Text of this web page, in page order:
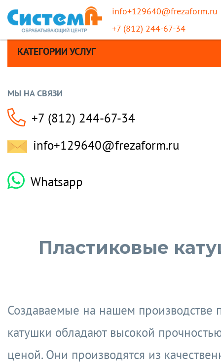
info+129640@frezaform.ru
+7 (812) 244-67-34
КАТЕГОРИИ УСЛУГ
МЫ НА СВЯЗИ
+7 (812) 244-67-34
info+129640@frezaform.ru
Whatsapp
Пластиковые
Создаваемые на нашем производстве
катушки обладают высокой
ценой. Они производятся из